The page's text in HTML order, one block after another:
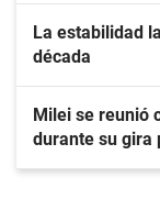
La estabilidad
década
Milei se reunió
durante su gira